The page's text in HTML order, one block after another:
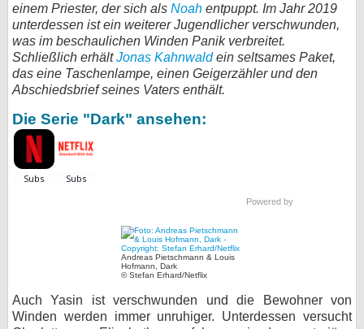
einem Priester, der sich als Noah entpuppt. Im Jahr 2019
unterdessen ist ein weiterer Jugendlicher verschwunden,
was im beschaulichen Winden Panik verbreitet.
Schließlich erhältJonas Kahnwaldein seltsames Paket,
das eine Taschenlampe, einen Geigerzähler und den
Abschiedsbrief seines Vaters enthält.
Die Serie "Dark" ansehen:
Powered by
Andreas Pietschmann & Louis
Hofmann, Dark
© Stefan Erhard/Netflix
Auch Yasin ist verschwunden und die Bewohner von
Winden werden immer unruhiger. Unterdessen versucht
Gewinnspiele
Forum
bei Facebook
Nutzungsbedingungen
Datenschutz
Cookie-Einstellungen
Impressum